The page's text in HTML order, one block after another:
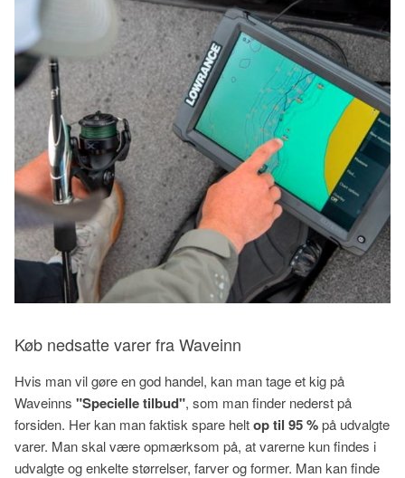
Køb nedsatte varer fra Waveinn
Hvis man vil gøre en god handel, kan man tage et kig på
Waveinns "Specielle tilbud", som man finder nederst på
forsiden. Her kan man faktisk spare heltop til 95 %på udvalgte
varer. Man skal være opmærksom på, at varerne kun findes i
udvalgte og enkelte størrelser, farver og former. Man kan finde